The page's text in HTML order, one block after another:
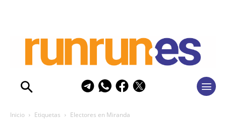
Inicio Etiquetas Electores en Miranda